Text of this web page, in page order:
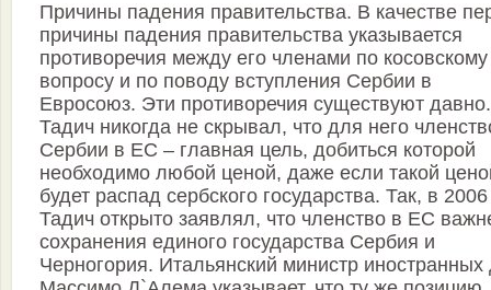
Причины падения правительства. В качестве
причины падения правительства указывается
противоречия между его членами по косовскому
вопросу и по поводу вступления Сербии в
Евросоюз. Эти противоречия существуют давно.
Тадич никогда не скрывал, что для него
Сербии в ЕС – главная цель, добиться которой
необходимо любой ценой, даже если такой
будет распад сербского государства. Так, в 2006
Тадич открыто заявлял, что членство в ЕС
сохранения единого государства Сербия и
Черногория. Итальянский министр иностранных